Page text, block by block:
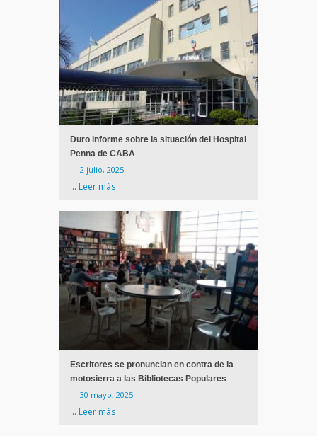
Duro informe sobre la situación del Hospital
Penna de CABA
— 2 julio, 2025
… Leer más
Escritores se pronuncian en contra de la
motosierra a las Bibliotecas Populares
— 30 mayo, 2025
… Leer más